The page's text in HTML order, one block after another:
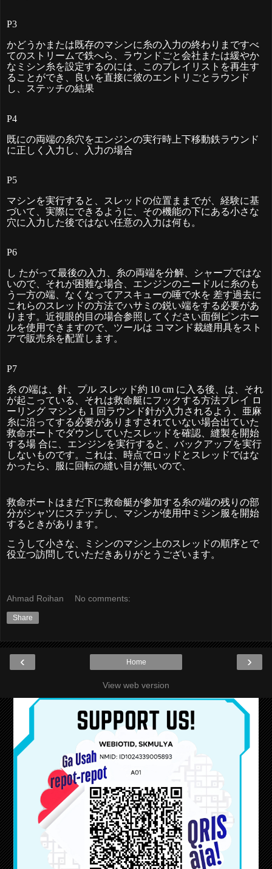
P3
かどうかまたは既存のマシンに糸の入力の終わりまですべ
てのストリームで鉄へら、ラウンドごと会社または緩やか
なミシン糸を設定するのには、このプレイリストを再生す
ることができ、良いを直接に彼のエントリごとラウンド
し、ステッチの結果
P4
既にの両端の糸穴をエンジンの実行時上下移動鉄ラウンド
に正しく入力し、入力の場合
P5
マシンを実行すると、スレッドの位置ままでが、経験に基
づいて、実際にできるように、その機能の下にある小さな
穴に入力した後ではない任意の入力は何も 。
P6
し たがって最後の入力、糸の両端を分解、シャープではな
いので、それが困難な場合、エンジンのニードルに糸のも
う一方の端、なくなってアスキューの唾で水を 差す過去に
これらのスレッドの方法でハサミの鋭い端をする必要があ
ります。近視眼的目の場合参照してください面倒ピンホー
ルを使用できますので、ツールは コマンド裁縫用具をスト
アで販売糸を配置します。
P7
糸 の端は、針、プル スレッド約 10 cm に入る後、は、それ
が起こっている、それは救命艇にフックする方法プレイ ロ
ーリング マシンも 1 回ラウンド針が入力されるよう、亜麻
糸に沿ってする必要がありますされていない場合出ていた
救命ボートでダウンしていたスレッドを確認、縫製を開始
する場 合に、エンジンを実行すると、バックアップを実行
しないものです。これは、時点でロッドとスレッドではな
かったら、服に回転の縫い目が無いので
救命ボートはまだ下に救命艇が参加する糸の端の残りの部
分がシャツにステッチし、マシンが使用中ミシン服を開始
するときがあります。
こうして小さな、ミシンのマシン上のスレッドの順序とで
役立つ訪問していただきありがとうございます。
Ahmad Roihan No comments:
Share
‹ ›
Home
View web version